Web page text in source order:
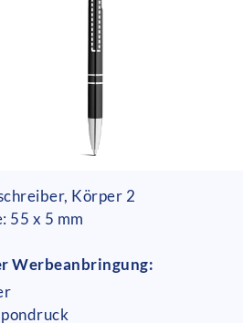
Körper 2
55 x 5 mm
Werbeanbringung: